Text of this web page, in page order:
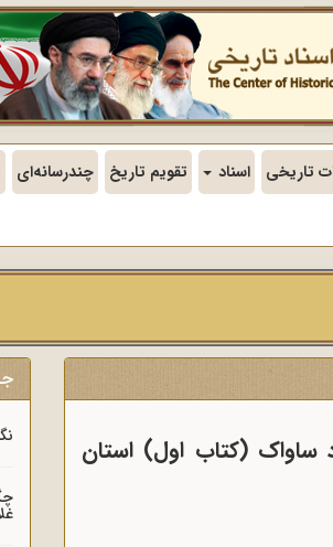
تاریخی اسناد تقویم تاریخ چندرسانه‌ای
ساواک (کتاب اول) استان